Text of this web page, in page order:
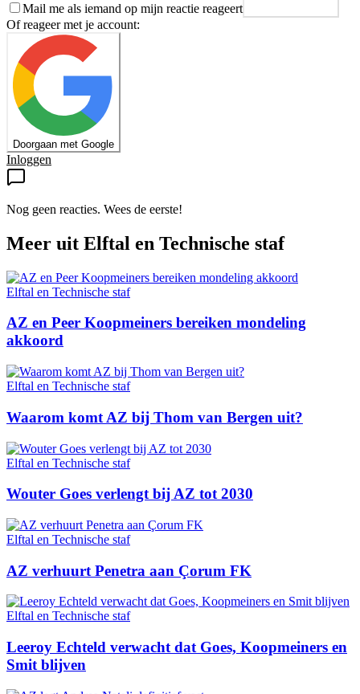
Mail me als iemand op mijn reactie reageert
Of reageer met je account:
Doorgaan met Google
Inloggen
Nog geen reacties. Wees de eerste!
Meer uit Elftal en Technische staf
Elftal en Technische staf
AZ en Peer Koopmeiners bereiken mondeling
akkoord
Elftal en Technische staf
Waarom komt AZ bij Thom van Bergen uit?
Elftal en Technische staf
Wouter Goes verlengt bij AZ tot 2030
Elftal en Technische staf
AZ verhuurt Penetra aan Çorum FK
Elftal en Technische staf
Leeroy Echteld verwacht dat Goes, Koopmeiners en
Smit blijven